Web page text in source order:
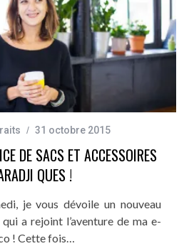
31 octobre 2015
DE SACS ET ACCESSOIRES
QUES !
je vous dévoile un nouveau
a rejoint l’aventure de ma e-
! Cette fois…